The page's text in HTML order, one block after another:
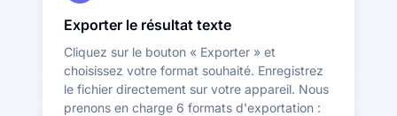
Exporter le résultat texte
Cliquez sur le bouton « Exporter » et
choisissez votre format souhaité. Enregistrez
le fichier directement sur votre appareil. Nous
prenons en charge 6 formats d'exportation :